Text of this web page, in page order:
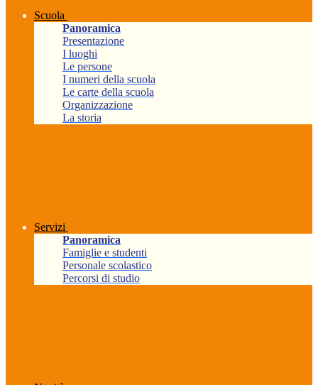
Scuola
Panoramica
Presentazione
I luoghi
Le persone
I numeri della scuola
Le carte della scuola
Organizzazione
La storia
Servizi
Panoramica
Famiglie e studenti
Personale scolastico
Percorsi di studio